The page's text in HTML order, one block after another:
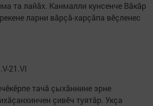
та лайăх. Канмалли кунсенче Вăкăр
ларни вăрçă-харçăпа вӗçленес
21.VI
тачă çыхăннине эрне
çивӗч туятăр. Укçа